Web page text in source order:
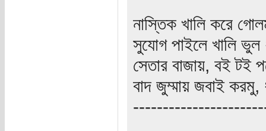
নাস্তিক খালি করে
সুযোগ পাইলে খালি ভুল
সেতার বাজায়, বই টই
বাদ জুম্মায় জবাই